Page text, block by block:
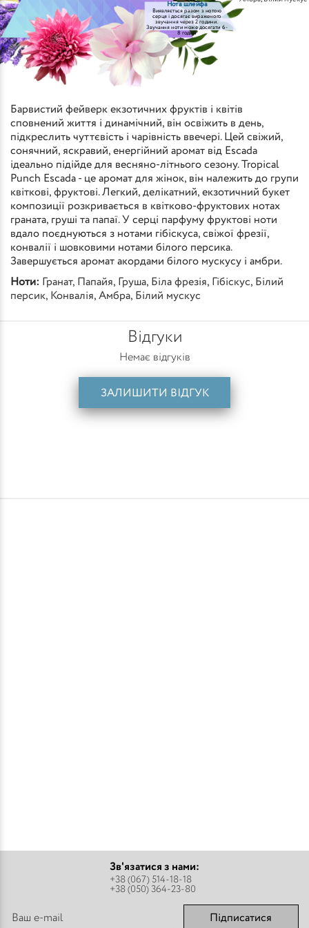
Нота шлейфа
Виявляється разом з нотою
серця і досягає вираженого
звучання через 2 години.
Звучання ноти може досягати 6-
8 годин
Барвистий фейверк екзотичних фруктів і квітів
сповнений життя і динамічний, він освіжить в день,
підкреслить чуттєвість і чарівність ввечері. Цей свіжий,
сонячний, яскравий, енергійний аромат від Escada
ідеально підійде для весняно-літнього сезону. Tropical
Punch Escada - це аромат для жінок, він належить до групи
квіткові, фруктові. Легкий, делікатний, екзотичний букет
композиції розкривається в квітково-фруктових нотах
граната, груші та папаї. У серці парфуму фруктові ноти
вдало поєднуються з нотами гібіскуса, свіжої фрезії,
конвалії і шовковими нотами білого персика.
Завершується аромат акордами білого мускусу і амбри.
Ноти:
Гранат, Папайя, Груша, Біла фрезія, Гібіскус, Білий
персик, Конвалія, Амбра, Білий мускус
Відгуки
Немає відгуків
ЗАЛИШИТИ ВІДГУК
Зв'язатися з нами:
+38 (067) 514-18-18
+38 (050) 364-23-80
Підписатися